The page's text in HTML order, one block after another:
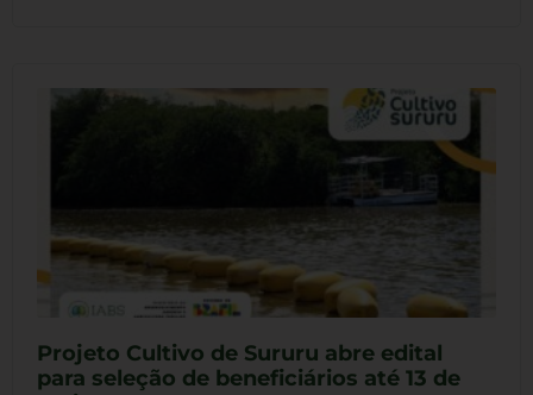
Projeto Cultivo de Sururu abre edital
para seleção de beneficiários até 13 de